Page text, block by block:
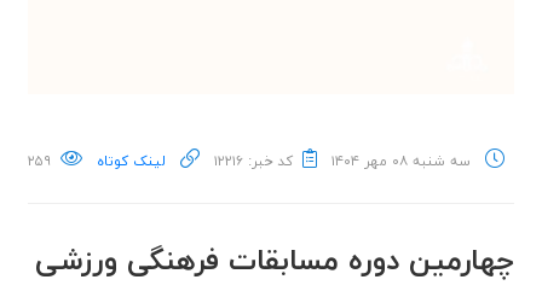
سه شنبه ۰۸ مهر ۱۴۰۴ کد خبر: ۱۲۲۱۶ لینک کوتاه ۲۵۹
چهارمین دوره مسابقات فرهنگی ورزشی